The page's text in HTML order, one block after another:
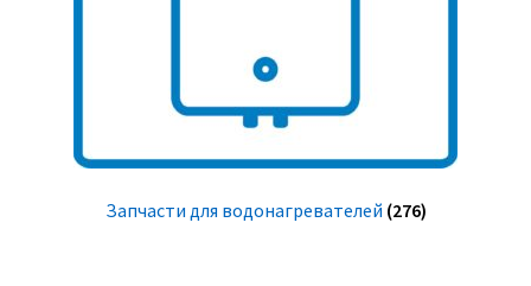
Запчасти для водонагревателей (276)